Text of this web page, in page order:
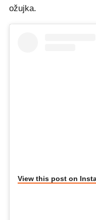
ožujka.
View this post on